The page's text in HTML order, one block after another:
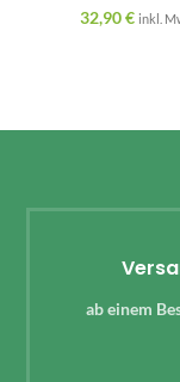
32,90€ inkl.
ab einem